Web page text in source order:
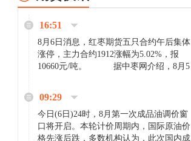
16:51
8月6日消息，红枣期货五只合约午后集体
涨停，主力合约1912涨幅为5.02%，报
10660元/吨。 据中枣网介绍，8月5
家好货依旧惜售挺...
09:29
今日(6日)24时，8月第一次成品油调价窗
口将开启。本轮计价周期内，国际原油价
格先涨后跌，多数机构认为，此次国内成